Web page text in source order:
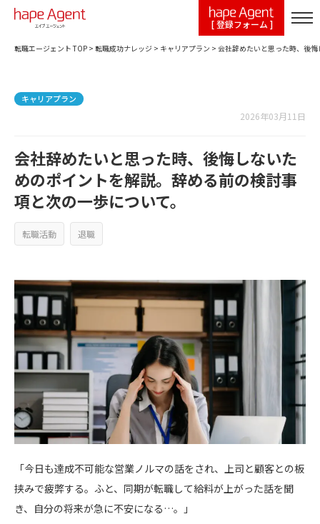
[ 登録フォーム ]
転職エージェント TOP > 転職成功ナレッジ > キャリアプラン > 会社辞めたいと思った時、後
キャリアプラン
2026年03月11日
会社辞めたいと思った時、後悔しないた
めのポイントを解説。辞める前の検討事
項と次の一歩について。
転職活動 退職
「今日も達成不可能な営業ノルマの話をされ、上司と顧客との板
挟みで疲弊する。ふと、同期が転職して給料が上がった話を聞
き、自分の将来が急に不安になる…。」